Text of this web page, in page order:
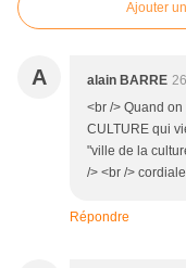
Ajouter
A alain BARRE
<br /> Quand
CULTURE qui
"ville de la
/> <br />
Répondre